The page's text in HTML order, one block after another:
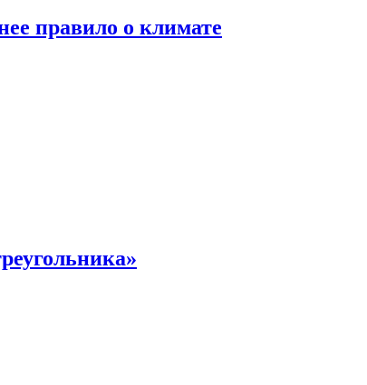
правило о климате